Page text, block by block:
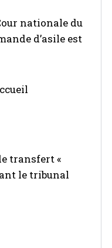
nationale du
d’asile est
transfert «
le tribunal